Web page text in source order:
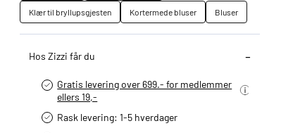
Klær til bryllupsgjesten
Kortermede bluser Bluser
Hos Zizzi får du
Gratis levering over 699.- for medlemmer
ellers 19,-
Rask levering: 1-5 hverdager